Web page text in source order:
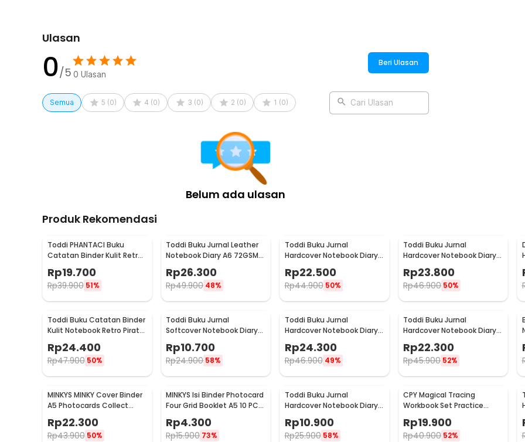
Ulasan
0/5 0 Ulasan
Beri Ulasan
Semua 5 (0) 4 (0) 3 (0) 2 (0) 1 (0) Cari Ulasan
Belum ada ulasan
Produk Rekomendasi
Toddi PHANTACI Buku
Catatan Binder Kulit Retro
Rp19.700
Rp39.900 51%
Toddi Buku Jurnal Leather
Notebook Diary A6 72GSM
140 Halaman Blank - ZB-30
Rp26.300
Rp49.900 48%
Toddi Buku Jurnal
Hardcover Notebook Diary
CW-24
Rp22.500
Rp44.900 50%
Toddi Buku Jurnal
Hardcover Notebook Diary
68GSM 200 Halaman Lined
- CW-28
Rp23.800
Rp46.900 50%
Toddi Buku Catatan Binder
Kulit Notebook Retro Pirate
Rp24.400
Rp47.900 50%
Toddi Buku Jurnal
Softcover Notebook Diary
BQ-14
Rp10.700
Rp24.900 58%
Toddi Buku Jurnal
Hardcover Notebook Diary
72GSM 192 Halaman Lined -
CW-60
Rp24.300
Rp46.900 49%
Toddi Buku Jurnal
Hardcover Notebook Diary
80GSM 360 Halaman Lined
- CW-25
Rp22.300
Rp45.900 52%
MINKYS MINKY Cover Binder
A5 Photocards Collect
Book Postcard Holder - 2021
Rp22.300
Rp43.900 50%
MINKYS Isi Binder Photocard
Four Grid Booklet A5 10 PCS
Rp4.300
Rp15.900 73%
Toddi Buku Jurnal
Hardcover Notebook Diary
CW-74
Rp10.900
Rp25.900 58%
CPY Magical Tracing
Workbook Set Practice
Rp19.900
Rp40.900 52%